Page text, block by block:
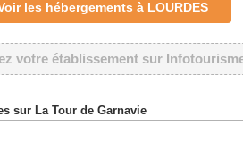
les hébergements à LOURDES
votre établissement sur
sur La Tour de Garnavie